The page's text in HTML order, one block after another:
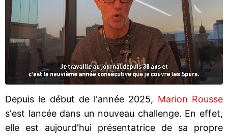
Depuis le début de l'année 2025, Marion Rousse
s'est lancée dans un nouveau challenge. En effet,
elle est aujourd'hui présentatrice de sa propre